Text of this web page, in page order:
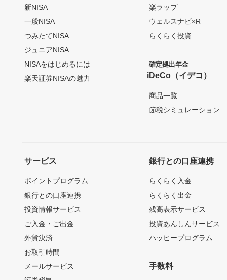
新NISA
一般NISA
つみたてNISA
ジュニアNISA
NISAをはじめるには
楽天証券NISAの魅力
楽ラップ
ウェルスナビ×R
らくらく投資
確定拠出年金
iDeCo（イデコ）
商品一覧
節税シミュレーション
サービス
ポイントプログラム
銀行との口座連携
投資情報サービス
ご入金・ご出金
外貨決済
お取引時間
メールサービス
銀行との口座連携
らくらく入金
らくらく出金
残高表示サービス
投資あんしんサービス
ハッピープログラム
手数料